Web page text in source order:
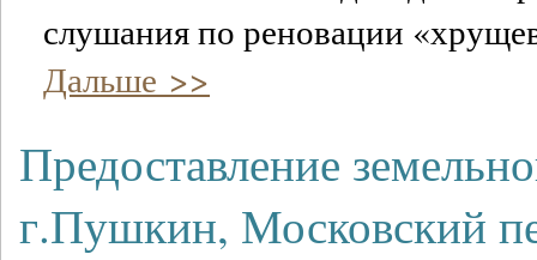
слушания по реновации
Дальше >>
Предоставление
г.Пушкин, Московский